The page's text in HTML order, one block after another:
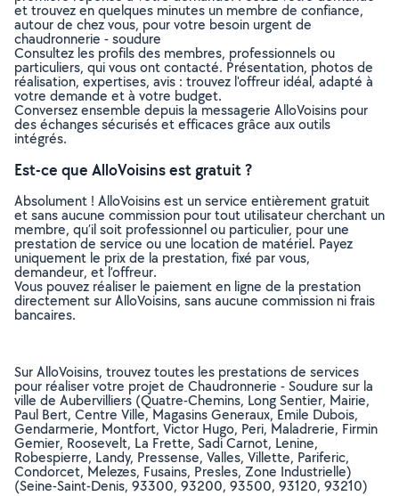
et trouvez en quelques minutes un membre de confiance,
autour de chez vous, pour votre besoin urgent de
chaudronnerie - soudure
Consultez les profils des membres, professionnels ou
particuliers, qui vous ont contacté. Présentation, photos de
réalisation, expertises, avis : trouvez l'offreur idéal, adapté à
votre demande et à votre budget.
Conversez ensemble depuis la messagerie AlloVoisins pour
des échanges sécurisés et efficaces grâce aux outils
intégrés.
Est-ce que AlloVoisins est gratuit ?
Absolument ! AlloVoisins est un service entièrement gratuit
et sans aucune commission pour tout utilisateur cherchant un
membre, qu’il soit professionnel ou particulier, pour une
prestation de service ou une location de matériel. Payez
uniquement le prix de la prestation, fixé par vous,
demandeur, et l’offreur.
Vous pouvez réaliser le paiement en ligne de la prestation
directement sur AlloVoisins, sans aucune commission ni frais
bancaires.
Sur AlloVoisins, trouvez toutes les prestations de services
pour réaliser votre projet de Chaudronnerie - Soudure sur la
ville de Aubervilliers (Quatre-Chemins, Long Sentier, Mairie,
Paul Bert, Centre Ville, Magasins Generaux, Emile Dubois,
Gendarmerie, Montfort, Victor Hugo, Peri, Maladrerie, Firmin
Gemier, Roosevelt, La Frette, Sadi Carnot, Lenine,
Robespierre, Landy, Pressense, Valles, Villette, Pariferic,
Condorcet, Melezes, Fusains, Presles, Zone Industrielle)
(Seine-Saint-Denis, 93300, 93200, 93500, 93120, 93210)